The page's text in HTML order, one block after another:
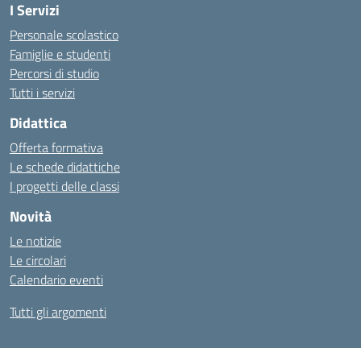
I Servizi
Personale scolastico
Famiglie e studenti
Percorsi di studio
Tutti i servizi
Didattica
Offerta formativa
Le schede didattiche
I progetti delle classi
Novità
Le notizie
Le circolari
Calendario eventi
Tutti gli argomenti